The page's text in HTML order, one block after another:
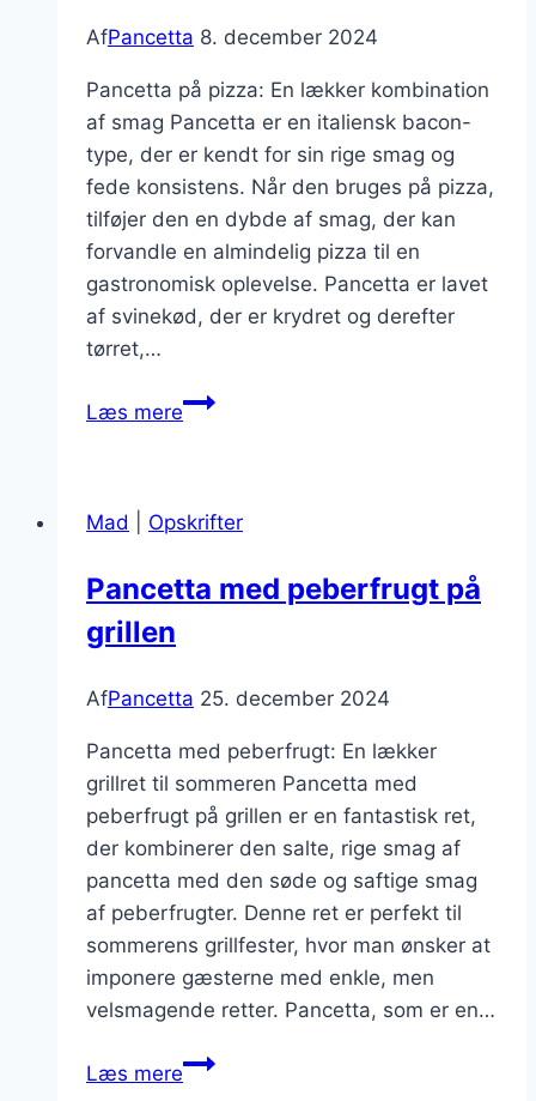
AfPancetta 8. december 2024
Pancetta på pizza: En lækker kombination
af smag Pancetta er en italiensk bacon-
type, der er kendt for sin rige smag og
fede konsistens. Når den bruges på pizza,
tilføjer den en dybde af smag, der kan
forvandle en almindelig pizza til en
gastronomisk oplevelse. Pancetta er lavet
af svinekød, der er krydret og derefter
tørret,…
Læs merePancetta
must-
Mad Opskrifter
Pancetta med peberfrugt på
grillen
AfPancetta 25. december 2024
Pancetta med peberfrugt: En lækker
grillret til sommeren Pancetta med
peberfrugt på grillen er en fantastisk ret,
der kombinerer den salte, rige smag af
pancetta med den søde og saftige smag
af peberfrugter. Denne ret er perfekt til
sommerens grillfester, hvor man ønsker at
imponere gæsterne med enkle, men
velsmagende retter. Pancetta, som er en…
Læs merePancetta